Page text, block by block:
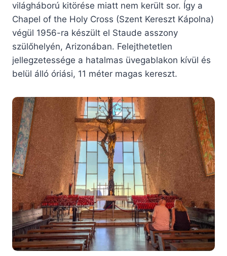
világháború kitörése miatt nem került sor. Így a
Chapel of the Holy Cross (Szent Kereszt Kápolna)
végül 1956-ra készült el Staude asszony
szülőhelyén, Arizonában. Felejthetetlen
jellegzetessége a hatalmas üvegablakon kívül és
belül álló óriási, 11 méter magas kereszt.